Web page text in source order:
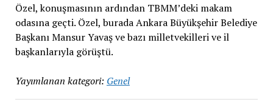
Özel, konuşmasının ardından TBMM’deki makam
odasına geçti. Özel, burada Ankara Büyükşehir Belediye
Başkanı Mansur Yavaş ve bazı milletvekilleri ve il
başkanlarıyla görüştü.
Yayımlanan kategori: Genel